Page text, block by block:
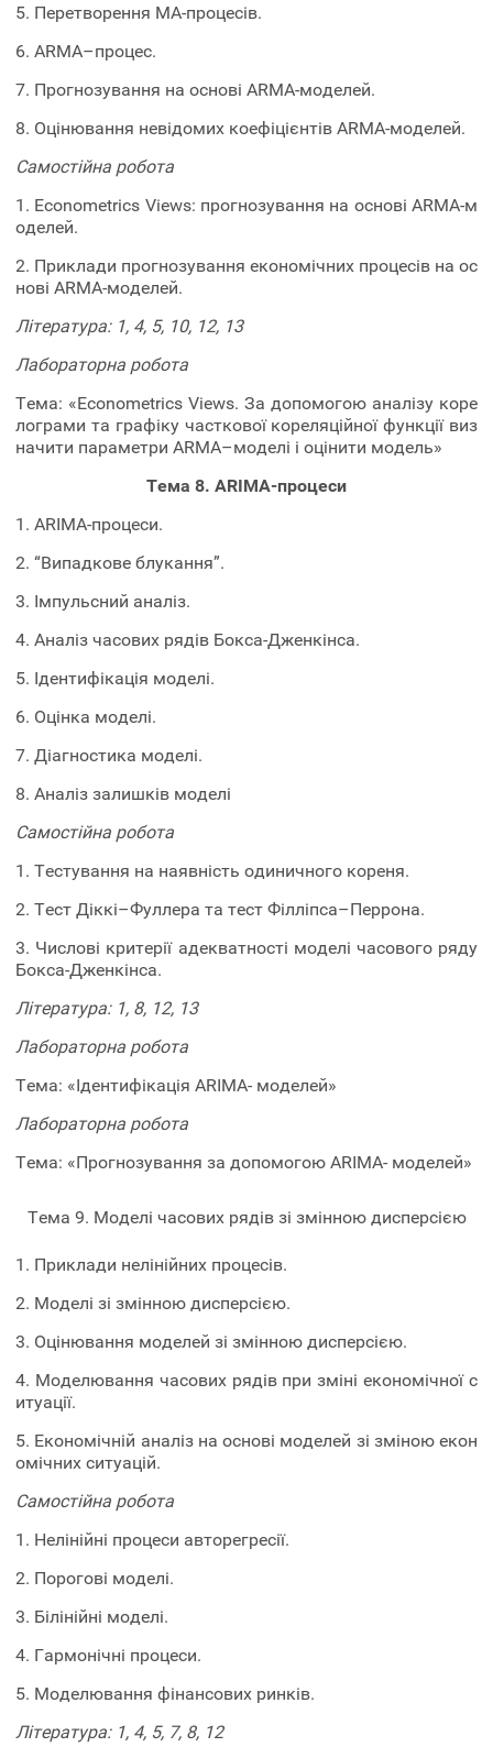
5. Перетворення MA-процесів.
6. ARMA–процес.
7. Прогнозування на основі ARMA-моделей.
8. Оцінювання невідомих коефіцієнтів ARMA-моделей.
Самостійна робота
1. Econometrics Views: прогнозування на основі ARMA-м
оделей.
2. Приклади прогнозування економічних процесів на ос
нові ARMA-моделей.
Література: 1, 4, 5, 10, 12, 13
Лабораторна робота
Тема: «Econometrics Views. За допомогою аналізу коре
лограми та графіку часткової кореляційної функції виз
начити параметри ARMA–моделі і оцінити модель»
Тема 8. ARІMA-процеси
1. ARІMA-процеси.
2. “Випадкове блукання”.
3. Імпульсний аналіз.
4. Аналіз часових рядів Бокса-Дженкінса.
5. Ідентифікація моделі.
6. Оцінка моделі.
7. Діагностика моделі.
8. Аналіз залишків моделі
Самостійна робота
1. Тестування на наявність одиничного кореня.
2. Тест Діккі–Фуллера та тест Філліпса–Перрона.
3. Числові критерії адекватності моделі часового ряду
Бокса-Дженкінса.
Література: 1, 8, 12, 13
Лабораторна робота
Тема: «Ідентифікація ARІMA- моделей»
Лабораторна робота
Тема: «Прогнозування за допомогою ARІMA- моделей»
Тема 9. Моделі часових рядів зі змінною дисперсією
1. Приклади нелінійних процесів.
2. Моделі зі змінною дисперсією.
3. Оцінювання моделей зі змінною дисперсією.
4. Моделювання часових рядів при зміні економічної с
итуації.
5. Економічній аналіз на основі моделей зі зміною екон
омічних ситуацій.
Самостійна робота
1. Нелінійні процеси авторегресії.
2. Порогові моделі.
3. Білінійні моделі.
4. Гармонічні процеси.
5. Моделювання фінансових ринків.
Література: 1, 4, 5, 7, 8, 12